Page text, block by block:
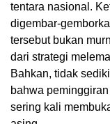
tentara nasional.
digembar-
tersebut bukan
dari strategi
Bahkan, tidak
bahwa
sering kali